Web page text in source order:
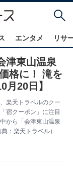
エンタメ リサ
津東山温泉
格に！ 滝を
20日】
楽天トラベルのクー
宿クーポン」に注目
から「会津東山温泉
：楽天トラベル）